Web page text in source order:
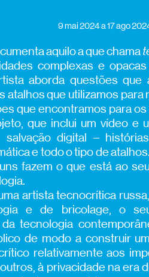
9 mai 2024a 17 ago
aquilo a que chama
complexas e
aborda questões
atalhos que utilizamos
que encontramos para
que inclui um vídeo e
digital –
e todo o tipo de
fazem o que está ao
artista tecnocrítica
e de bricolage, o
tecnologia
de modo a construir
relativamente aos
à privacidade na era